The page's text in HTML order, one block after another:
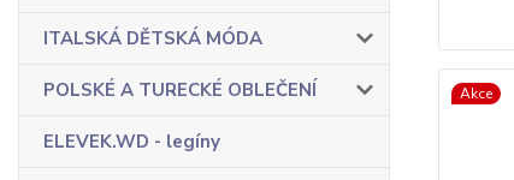
ITALSKÁ DĚTSKÁ MÓDA
POLSKÉ A TURECKÉ OBLEČENÍ
ELEVEK.WD - legíny
Akce